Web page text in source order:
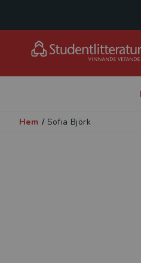
Hem / Sofia Björk